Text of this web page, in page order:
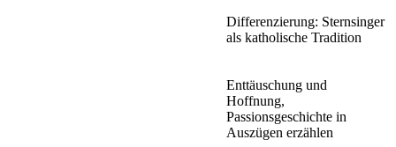
Differenzierung: Sternsinger
als katholische Tradition
Enttäuschung und
Hoffnung,
Passionsgeschichte in
Auszügen erzählen